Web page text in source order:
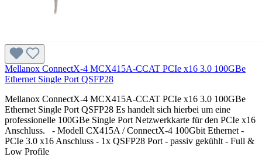
Mellanox ConnectX-4 MCX415A-CCAT PCIe x16 3.0 100GBe
Ethernet Single Port QSFP28
Mellanox ConnectX-4 MCX415A-CCAT PCIe x16 3.0 100GBe
Ethernet Single Port QSFP28 Es handelt sich hierbei um eine
professionelle 100GBe Single Port Netzwerkkarte für den PCIe x16
Anschluss. - Modell CX415A / ConnectX-4 100Gbit Ethernet -
PCIe 3.0 x16 Anschluss - 1x QSFP28 Port - passiv gekühlt - Full &
Low Profile